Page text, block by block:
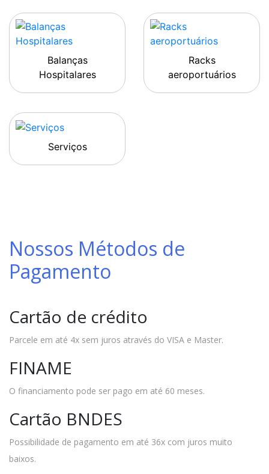
Balanças
Hospitalares
Racks
aeroportuários
Serviços
Nossos Métodos de
Pagamento
Cartão de crédito
Parcele em até 4x sem juros através do VISA e Master.
FINAME
O financiamento pode ser pago em até 60 meses.
Cartão BNDES
Possibilidade de pagamento em até 36x com juros muito
baixos.